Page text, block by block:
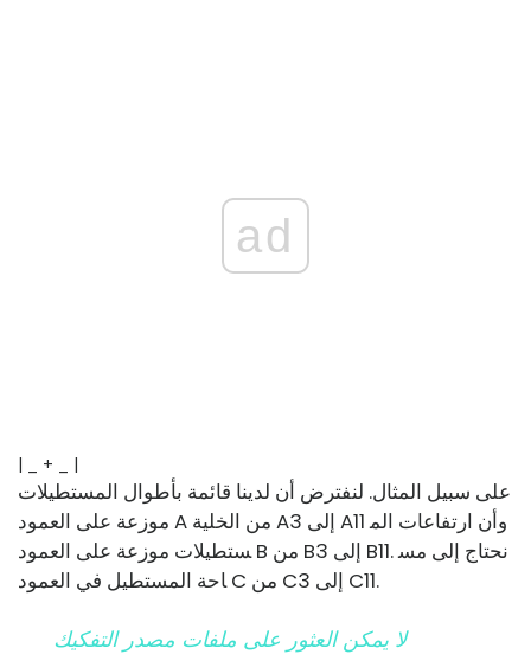
ad
| _ + _ |
على سبيل المثال. لنفترض أن لدينا قائمة بأطوال المستطيلات
موزعة على العمود A من الخلية A3 إلى A11 وأن ​​ارتفاعات الم
ستطيلات موزعة على العمود B من B3 إلى B11. نحتاج إلى مس
احة المستطيل في العمود C من C3 إلى C11.
لا يمكن العثور على ملفات مصدر التفكيك